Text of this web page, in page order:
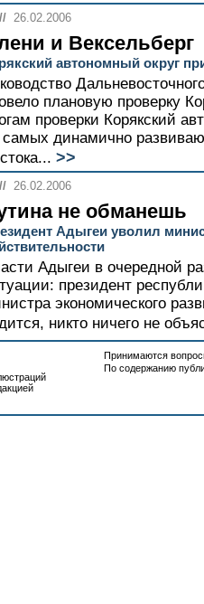
// 26.02.2006
и Вексельберг
автономный округ
плановую проверку
проверки Корякский
самых динамично
>>
// 26.02.2006
не обманешь
Адыгеи уволил
Адыгеи в очередной
президент
экономического
никто ничего не
Принимаются
По содержанию